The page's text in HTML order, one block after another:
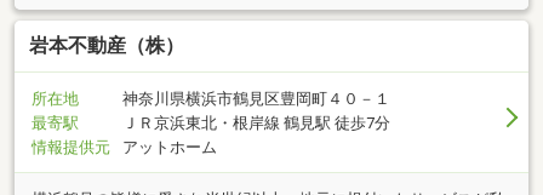
さい。また当店は特に不動産の売買に力を入れており、売却に関し
ましては無料査定を行っております。売却は考えていないけれど、
会に査定してみてはいかがでしょうか？当店は、京急線鶴見市場駅
から徒歩３分・国道１５号沿いにありますので、お仕事帰りや休日
を満喫した帰りなどに足を運びやすい立地にございます。店舗の隣
にお越しくださいませ。
岩本不動産（株）
所在地
神奈川県横浜市鶴見区豊岡町４０－１
最寄駅
ＪＲ京浜東北・根岸線 鶴見駅 徒歩7分
情報提供元
アットホーム